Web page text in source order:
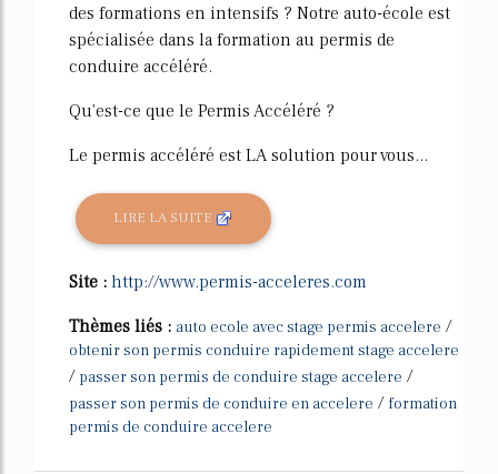
des formations en intensifs ? Notre auto-école est
spécialisée dans la formation au permis de
conduire accéléré.
Qu'est-ce que le Permis Accéléré ?
Le permis accéléré est LA solution pour vous...
LIRE LA SUITE
Site : http://www.permis-acceleres.com
Thèmes liés : auto ecole avec stage permis accelere /
obtenir son permis conduire rapidement stage accelere
/ passer son permis de conduire stage accelere /
passer son permis de conduire en accelere / formation
permis de conduire accelere